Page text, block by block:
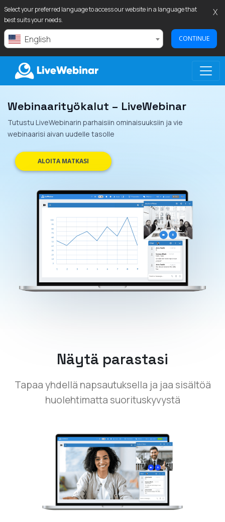
Select your preferred language to access our website in a language that
best suits your needs.
English CONTINUE
X
LIVEWEBINAR.COM
Webinaarityökalut – LiveWebinar
Tutustu LiveWebinarin parhaisiin ominaisuuksiin ja vie
webinaarisi aivan uudelle tasolle
ALOITA MATKASI
Näytä parastasi
Tapaa yhdellä napsautuksella ja jaa sisältöä
huolehtimatta suorituskyvystä